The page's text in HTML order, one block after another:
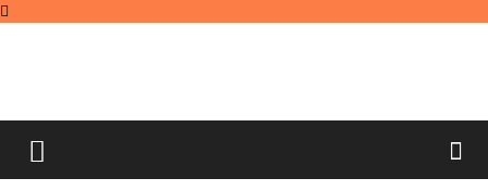
Angiologie